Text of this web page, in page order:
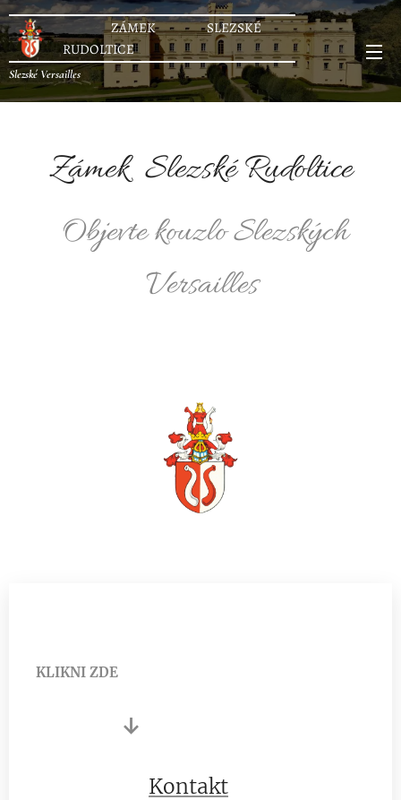
ZÁMEK SLEZSKÉ
RUDOLTICE
Slezské Versailles
Zámek Slezské Rudoltice
Objevte kouzlo Slezských
Versailles
KLIKNI ZDE
↓
Kontakt